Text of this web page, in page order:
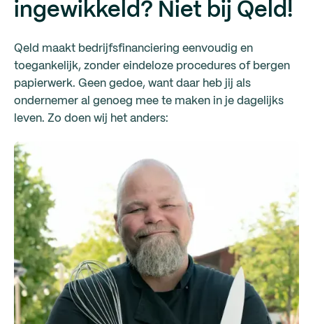
ingewikkeld? Niet bij Qeld!
Qeld maakt bedrijfsfinanciering eenvoudig en
toegankelijk, zonder eindeloze procedures of bergen
papierwerk. Geen gedoe, want daar heb jij als
ondernemer al genoeg mee te maken in je dagelijks
leven. Zo doen wij het anders: